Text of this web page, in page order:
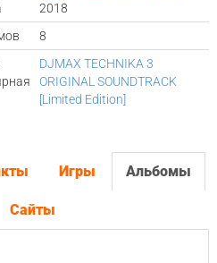
2018
8
DJMAX TECHNIKA 3
ORIGINAL SOUNDTRACK
[Limited Edition]
Игры Альбомы
Сайты